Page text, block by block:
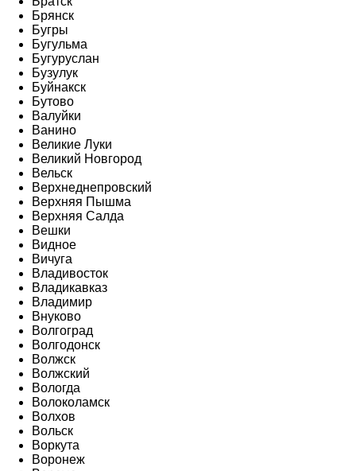
Брянск
Бугры
Бугульма
Бугуруслан
Бузулук
Буйнакск
Бутово
Валуйки
Ванино
Великие Луки
Великий Новгород
Вельск
Верхнеднепровский
Верхняя Пышма
Верхняя Салда
Вешки
Видное
Вичуга
Владивосток
Владикавказ
Владимир
Внуково
Волгоград
Волгодонск
Волжск
Волжский
Вологда
Волоколамск
Волхов
Вольск
Воркута
Воронеж